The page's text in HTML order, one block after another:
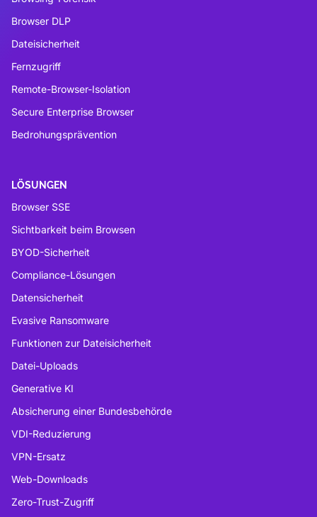
Browser DLP
Dateisicherheit
Fernzugriff
Remote-Browser-Isolation
Secure Enterprise Browser
Bedrohungsprävention
LÖSUNGEN
Browser SSE
Sichtbarkeit beim Browsen
BYOD-Sicherheit
Compliance-Lösungen
Datensicherheit
Evasive Ransomware
Funktionen zur Dateisicherheit
Datei-Uploads
Generative KI
Absicherung einer Bundesbehörde
VDI-Reduzierung
VPN-Ersatz
Web-Downloads
Zero-Trust-Zugriff